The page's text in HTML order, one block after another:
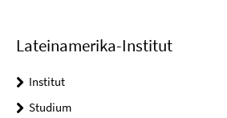
Lateinamerika-Institut
Institut
Studium